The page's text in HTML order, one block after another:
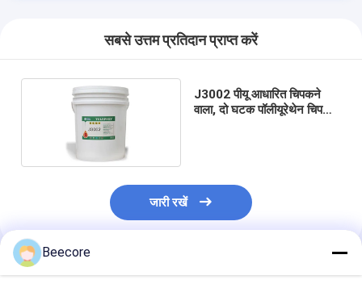
सबसे उत्तम प्रतिदान प्राप्त करें
J3002 पीयू आधारित चिपकने
वाला, दो घटक पॉलीयूरेथेन चिपकने
जारी रखें
अनुशंसित उत्पाद
Beecore